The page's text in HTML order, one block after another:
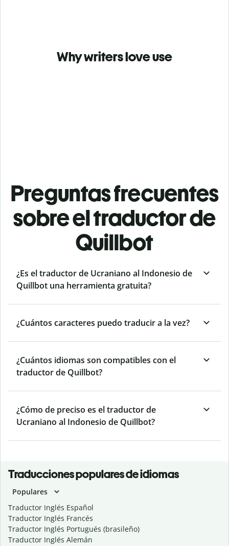
Why writers love use
Preguntas frecuentes
sobre el traductor de
Quillbot
¿Es el traductor de Ucraniano al Indonesio de
Quillbot una herramienta gratuita?
¿Cuántos caracteres puedo traducir a la vez?
¿Cuántos idiomas son compatibles con el
traductor de Quillbot?
¿Cómo de preciso es el traductor de
Ucraniano al Indonesio de Quillbot?
Traducciones populares de idiomas
Populares
Traductor Inglés Español
Traductor Inglés Francés
Traductor Inglés Portugués (brasileño)
Traductor Inglés Alemán